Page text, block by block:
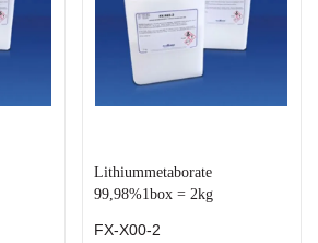
Lithiummetaborate
99,98%1box = 2kg
FX-X00-2